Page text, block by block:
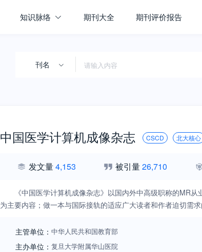
知识脉络 期刊大全 期刊评价报告
刊名
中国医学计算机成像杂志 CSCD 北大核心
发文量4,153 被引量26,710
《中国医学计算机成像杂志》以国内外中高级职称的MR
为主要内容；做一本与国际接轨的适应广大读者和作者迫切需
主管单位： 中华人民共和国教育部
主办单位： 复旦大学附属华山医院